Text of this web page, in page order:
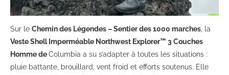
Sur le Chemin des Légendes – Sentier des 1000 marches, la
Veste Shell Imperméable Northwest Explorer™ 3 Couches
Homme deColumbia a su s’adapter à toutes les situations :
pluie battante, brouillard, vent froid et efforts soutenus. Elle